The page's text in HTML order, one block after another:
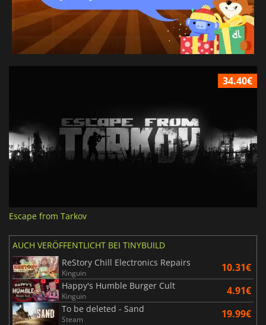
34.40€
Escape from Tarkov
AUCH VERÖFFENTLICHT BEI TINYBUILD
ReStory Chill Electronics Repairs
Kinguin 10.31€
Happy's Humble Burger Cult
Kinguin 4.91€
To be deleted - Sand
Steam 19.99€